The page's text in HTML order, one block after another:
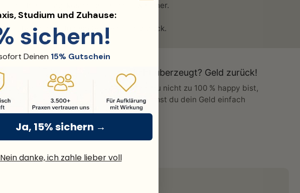
Bestellung kostenlos – schnell & sicher.
bekommst du dein Geld einfach zurück.
–
Nicht überzeugt? Geld zurück!
Wenn du nicht zu 100 % happy bist,
bekommst du dein Geld einfach
zurück.
Studium und Zuhause:
sichern!
Deinen 15% Gutschein
Ja, 15% sichern →
Nein danke, ich zahle lieber voll